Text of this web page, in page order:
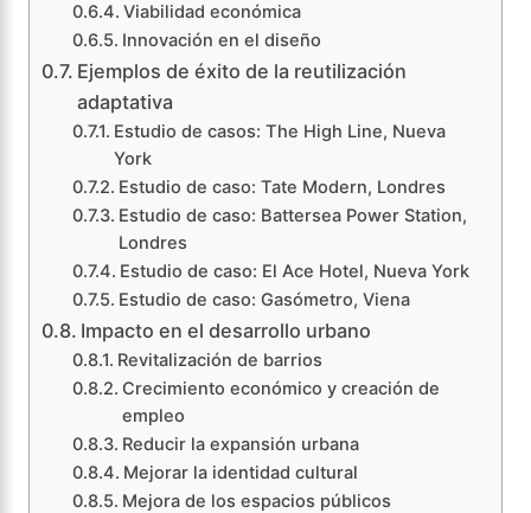
Viabilidad económica
Innovación en el diseño
Ejemplos de éxito de la reutilización
adaptativa
Estudio de casos: The High Line, Nueva
York
Estudio de caso: Tate Modern, Londres
Estudio de caso: Battersea Power Station,
Londres
Estudio de caso: El Ace Hotel, Nueva York
Estudio de caso: Gasómetro, Viena
Impacto en el desarrollo urbano
Revitalización de barrios
Crecimiento económico y creación de
empleo
Reducir la expansión urbana
Mejorar la identidad cultural
Mejora de los espacios públicos